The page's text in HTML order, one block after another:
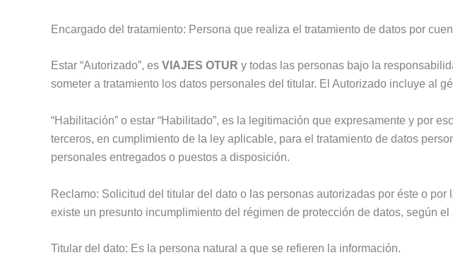
Encargado del tratamiento: Persona que realiza el tratamiento de datos por
Estar “Autorizado”, es VIAJES OTUR y todas las personas bajo la
someter a tratamiento los datos personales del titular. El Autorizado incluye al
“Habilitación” o estar “Habilitado”, es la legitimación que expresamente y por
terceros, en cumplimiento de la ley aplicable, para el tratamiento de datos
personales entregados o puestos a disposición.
Reclamo: Solicitud del titular del dato o las personas autorizadas por éste o
existe un presunto incumplimiento del régimen de protección de datos, según
Titular del dato: Es la persona natural a que se refieren la información.